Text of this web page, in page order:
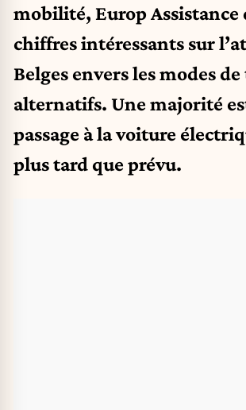
mobilité, Europ Assistance
chiffres intéressants sur
Belges envers les modes
alternatifs. Une majorité
passage à la voiture
plus tard que prévu.